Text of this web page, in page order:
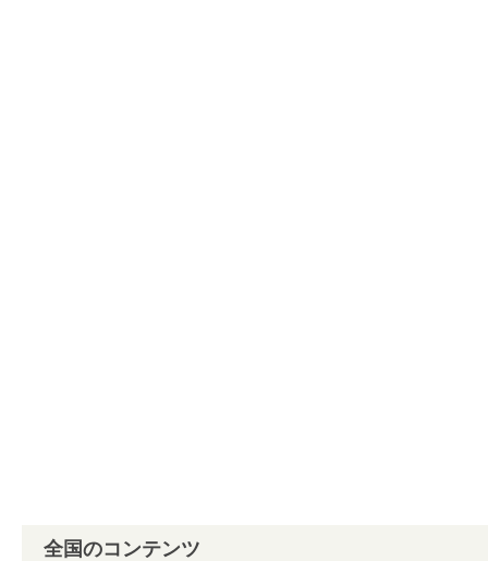
全国のコンテンツ